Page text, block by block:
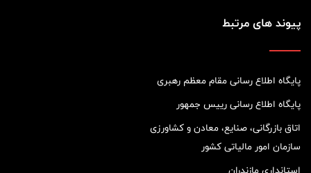
پیوند های مرتبط
پایگاه اطلاع رسانی مقام معظم رهبری
پایگاه اطلاع رسانی رییس جمهور
اتاق بازرگانی، صنایع، معادن و کشاورزی
سازمان امور مالیاتی کشور